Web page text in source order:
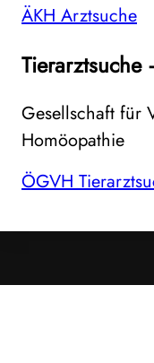
ÄKH Arztsuche
Gesellschaft für
Homöopathie
ÖGVH